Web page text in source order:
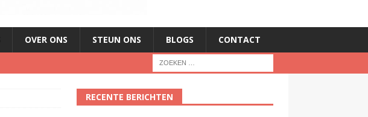
OVER ONS STEUN ONS BLOGS CONTACT
RECENTE BERICHTEN